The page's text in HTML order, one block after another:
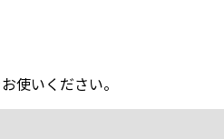
使いください。